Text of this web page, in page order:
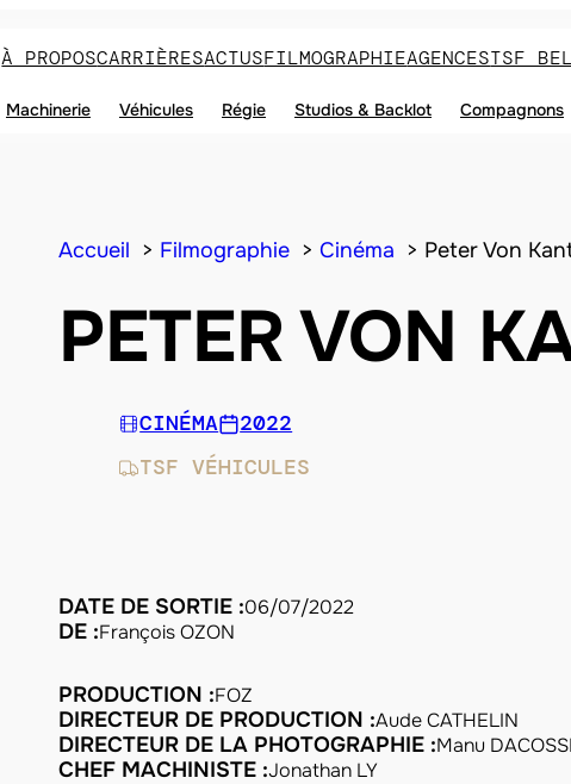
À PROPOSCARRIÈRESACTUSFILMOGRAPHIEAGENCESTSF
Machinerie Véhicules Régie Studios & Backlot Compagnons
Accueil Filmographie Cinéma Peter Von
PETER VON
CINÉMA
2022
TSF VÉHICULES
DATE DE SORTIE :06/07/2022
DE :François OZON
PRODUCTION :FOZ
DIRECTEUR DE PRODUCTION :Aude CATHELIN
DIRECTEUR DE LA PHOTOGRAPHIE :Manu
CHEF MACHINISTE :Jonathan LY